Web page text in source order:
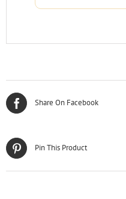
Share On Facebook
Pin This Product